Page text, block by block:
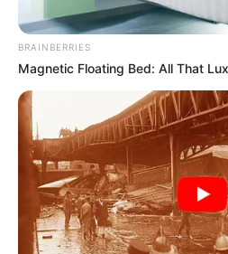
Ebay
BRAINBERRIES
Magnetic Floating Bed: All That